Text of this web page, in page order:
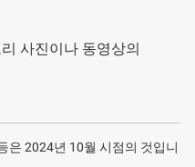
사진이나 동영상의
은 2024년 10월 시점의 것입니